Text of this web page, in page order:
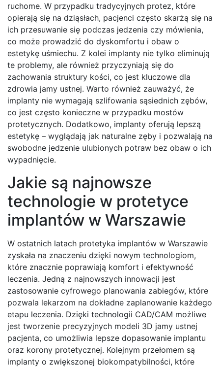
ruchome. W przypadku tradycyjnych protez, które
opierają się na dziąsłach, pacjenci często skarżą się na
ich przesuwanie się podczas jedzenia czy mówienia,
co może prowadzić do dyskomfortu i obaw o
estetykę uśmiechu. Z kolei implanty nie tylko eliminują
te problemy, ale również przyczyniają się do
zachowania struktury kości, co jest kluczowe dla
zdrowia jamy ustnej. Warto również zauważyć, że
implanty nie wymagają szlifowania sąsiednich zębów,
co jest często konieczne w przypadku mostów
protetycznych. Dodatkowo, implanty oferują lepszą
estetykę – wyglądają jak naturalne zęby i pozwalają na
swobodne jedzenie ulubionych potraw bez obaw o ich
wypadnięcie.
Jakie są najnowsze
technologie w protetyce
implantów w Warszawie
W ostatnich latach protetyka implantów w Warszawie
zyskała na znaczeniu dzięki nowym technologiom,
które znacznie poprawiają komfort i efektywność
leczenia. Jedną z najnowszych innowacji jest
zastosowanie cyfrowego planowania zabiegów, które
pozwala lekarzom na dokładne zaplanowanie każdego
etapu leczenia. Dzięki technologii CAD/CAM możliwe
jest tworzenie precyzyjnych modeli 3D jamy ustnej
pacjenta, co umożliwia lepsze dopasowanie implantu
oraz korony protetycznej. Kolejnym przełomem są
implanty o zwiększonej biokompatybilności, które